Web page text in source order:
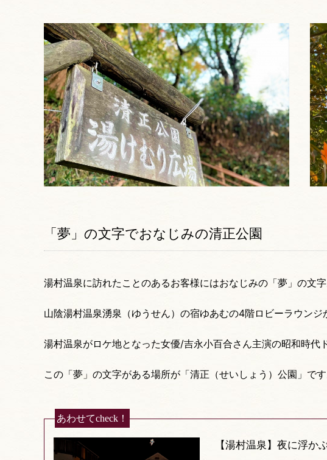
「夢」の文字でおなじみの清正公園
湯村温泉に訪れたことのあるお客様にはおなじみの「夢」の文字
山陰湯村温泉湧泉（ゆうせん）の宿ゆあむの4階ロビーラウンジ
湯村温泉がロケ地となった女優/吉永小百合さん主演の昭和時代
この「夢」の文字がある場所が「清正（せいしょう）公園」です
あわせてcheck！
【湯村温泉】夜に浮か